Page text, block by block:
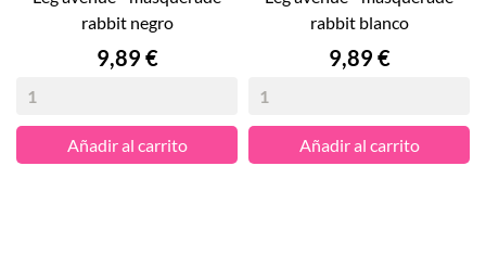
rabbit negro
Precio
9,89 €
Añadir al carrito
rabbit blanco
Precio
9,89 €
Añadir al carrito